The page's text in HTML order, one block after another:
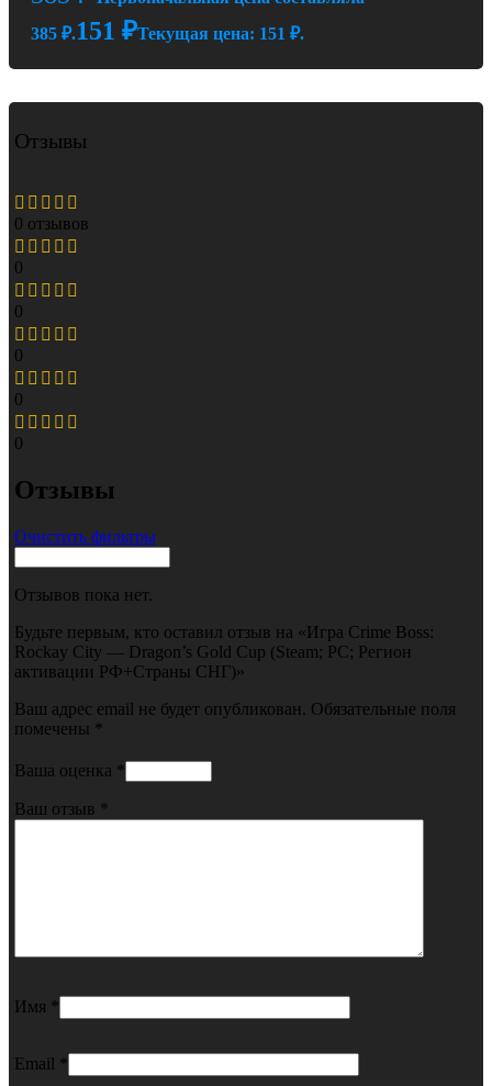
385 ₽.151 ₽Текущая цена: 151 ₽.
Отзывы
0 отзывов
0
0
0
0
0
Отзывы
Очистить фильтры
Отзывов пока нет.
Будьте первым, кто оставил отзыв на «Игра Crime Boss:
Rockay City — Dragon’s Gold Cup (Steam; PC; Регион
активации РФ+Страны СНГ)»
Ваш адрес email не будет опубликован. Обязательные поля
помечены *
Ваша оценка *
Ваш отзыв *
Имя *
Email *